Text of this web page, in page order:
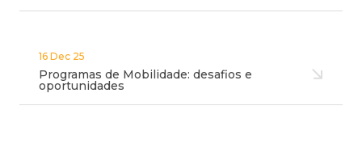
16 Dec 25
Programas de Mobilidade: desafios e
oportunidades